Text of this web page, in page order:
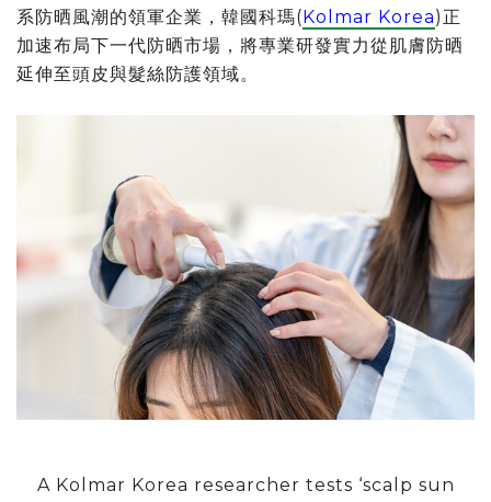
系防晒風潮的領軍企業，韓國科瑪(Kolmar Korea)正
加速布局下一代防晒市場，將專業研發實力從肌膚防晒
延伸至頭皮與髮絲防護領域。
A Kolmar Korea researcher tests ‘scalp sun